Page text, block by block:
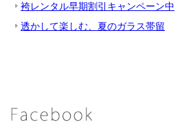
袴レンタル早期割引キャンペーン中
透かして楽しむ、夏のガラス帯留